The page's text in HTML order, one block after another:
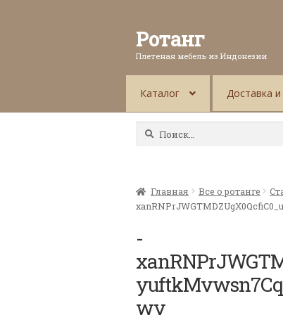
Ротанг
Плетеная мебель из Индонезии
Каталог Доставка
Найти:
Главная Все о ротанге
-
wv